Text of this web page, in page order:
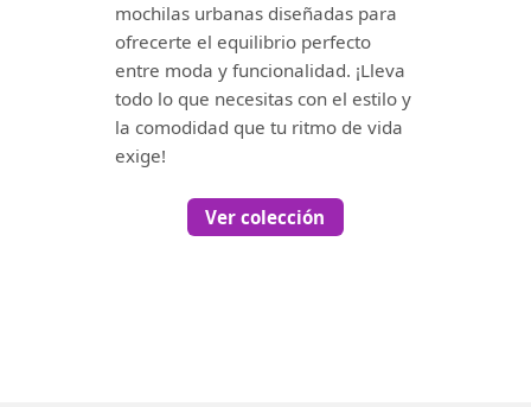
mochilas urbanas diseñadas para
ofrecerte el equilibrio perfecto
entre moda y funcionalidad. ¡Lleva
todo lo que necesitas con el estilo y
la comodidad que tu ritmo de vida
exige!
Ver colección